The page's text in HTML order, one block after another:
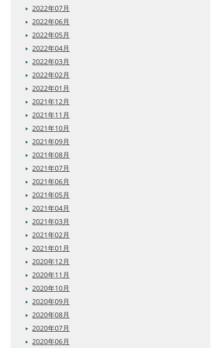
2022年07月
2022年06月
2022年05月
2022年04月
2022年03月
2022年02月
2022年01月
2021年12月
2021年11月
2021年10月
2021年09月
2021年08月
2021年07月
2021年06月
2021年05月
2021年04月
2021年03月
2021年02月
2021年01月
2020年12月
2020年11月
2020年10月
2020年09月
2020年08月
2020年07月
2020年06月